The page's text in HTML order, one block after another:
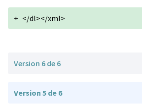
+ </dl></xml>
Version 6 de 6
Version 5 de 6